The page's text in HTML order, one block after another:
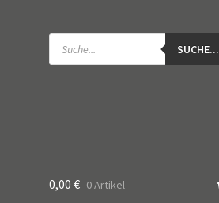
Products
search SUCHE...
0,00 € 0 Artikel